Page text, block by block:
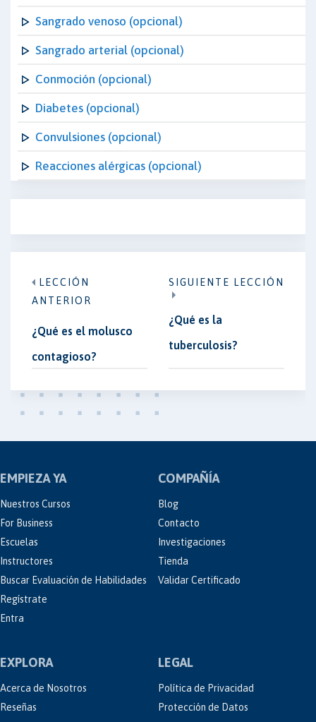
Sangrado venoso (opcional)
Sangrado arterial (opcional)
Conmoción (opcional)
Diabetes (opcional)
Convulsiones (opcional)
Reacciones alérgicas (opcional)
LECCIÓN
ANTERIOR
¿Qué es el molusco
contagioso?
SIGUIENTE LECCIÓN
¿Qué es la
tuberculosis?
EMPIEZA YA
Nuestros Cursos
For Business
Escuelas
Instructores
Buscar Evaluación de Habilidades
Regístrate
Entra
COMPAÑÍA
Blog
Contacto
Investigaciones
Tienda
Validar Certificado
EXPLORA
Acerca de Nosotros
Reseñas
LEGAL
Política de Privacidad
Protección de Datos